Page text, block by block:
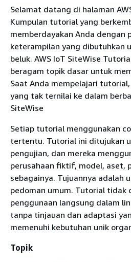
Selamat datang di halaman
Kumpulan tutorial yang
memberdayakan Anda dengan
keterampilan yang dibutuhkan
beluk. AWS IoT SiteWise
beragam topik dasar untuk
Saat Anda mempelajari
yang tak ternilai ke dalam
SiteWise
Setiap tutorial menggunakan
tertentu. Tutorial ini ditujukan
pengujian, dan mereka
perusahaan fiktif, model, aset,
sebagainya. Tujuannya adalah
pedoman umum. Tutorial tidak
penggunaan langsung dalam
tanpa tinjauan dan adaptasi
memenuhi kebutuhan unik
Topik